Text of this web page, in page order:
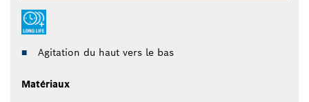
Agitation du haut vers le bas
Matériaux